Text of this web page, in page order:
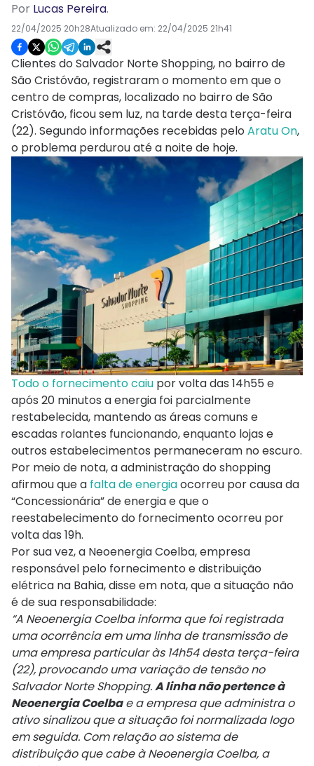
Por Lucas Pereira.
22/04/2025 20h28Atualizado em: 22/04/2025 21h41
Clientes do Salvador Norte Shopping, no bairro de
São Cristóvão, registraram o momento em que o
centro de compras, localizado no bairro de São
Cristóvão, ficou sem luz, na tarde desta terça-feira
(22). Segundo informações recebidas pelo Aratu On,
o problema perdurou até a noite de hoje.
Todo o fornecimento caiu por volta das 14h55 e
após 20 minutos a energia foi parcialmente
restabelecida, mantendo as áreas comuns e
escadas rolantes funcionando, enquanto lojas e
outros estabelecimentos permaneceram no escuro.
Por meio de nota, a administração do shopping
afirmou que a falta de energiaocorreu por causa da
“Concessionária” de energia e que o
reestabelecimento do fornecimento ocorreu por
volta das 19h.
Por sua vez, a Neoenergia Coelba, empresa
responsável pelo fornecimento e distribuição
elétrica na Bahia, disse em nota, que a situação não
é de sua responsabilidade:
“A Neoenergia Coelba informa que foi registrada
uma ocorrência em uma linha de transmissão de
uma empresa particular às 14h54 desta terça-feira
(22), provocando uma variação de tensão no
Salvador Norte Shopping.A linha não pertence à
Neoenergia Coelbae a empresa que administra o
ativo sinalizou que a situação foi normalizada logo
em seguida. Com relação ao sistema de
distribuição que cabe à Neoenergia Coelba, a